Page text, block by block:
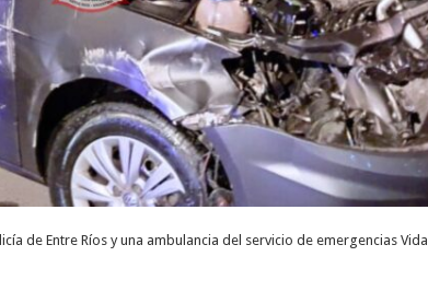
de Entre Ríos y una ambulancia del servicio de emergencias Vida